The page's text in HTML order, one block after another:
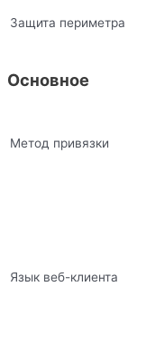
Защита периметра
Основное
Метод привязки
Язык веб-клиента